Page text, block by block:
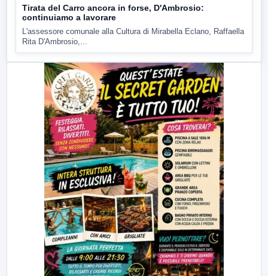
Tirata del Carro ancora in forse, D'Ambrosio:
continuiamo a lavorare
L'assessore comunale alla Cultura di Mirabella Eclano, Raffaella
Rita D'Ambrosio,...